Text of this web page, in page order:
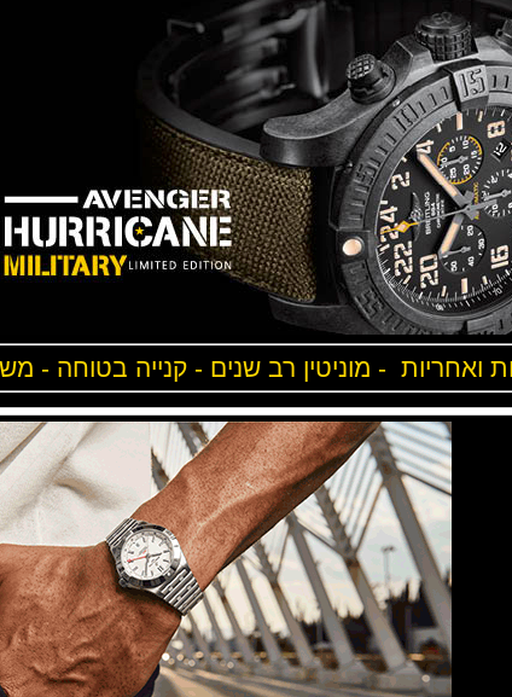
ואחריות - מוניטין רב שנים - קנייה בטוחה -